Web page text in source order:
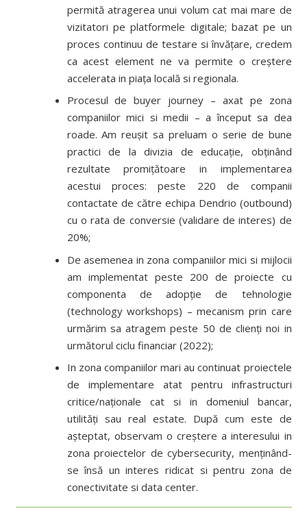
permită atragerea unui volum cat mai mare de
vizitatori pe platformele digitale; bazat pe un
proces continuu de testare si învățare, credem
ca acest element ne va permite o creștere
accelerata in piața locală si regionala.
Procesul de buyer journey – axat pe zona
companiilor mici si medii – a început sa dea
roade. Am reușit sa preluam o serie de bune
practici de la divizia de educație, obținând
rezultate promițătoare in implementarea
acestui proces: peste 220 de companii
contactate de către echipa Dendrio (outbound)
cu o rata de conversie (validare de interes) de
20%;
De asemenea in zona companiilor mici si mijlocii
am implementat peste 200 de proiecte cu
componenta de adopție de tehnologie
(technology workshops) – mecanism prin care
urmărim sa atragem peste 50 de clienți noi in
următorul ciclu financiar (2022);
In zona companiilor mari au continuat proiectele
de implementare atat pentru infrastructuri
critice/naționale cat si in domeniul bancar,
utilități sau real estate. După cum este de
așteptat, observam o creștere a interesului in
zona proiectelor de cybersecurity, menținând-
se însă un interes ridicat si pentru zona de
conectivitate si data center.